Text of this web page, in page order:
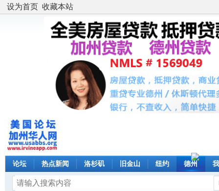
设为首页 收藏本站
论坛 热点新闻 洛杉矶 旧金山 纽约 德州